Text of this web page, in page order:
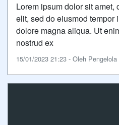
Lorem ipsum dolor sit
elit, sed do eiusmod tempor
dolore magna aliqua. Ut
nostrud ex
15/01/2023 21:23 - Oleh